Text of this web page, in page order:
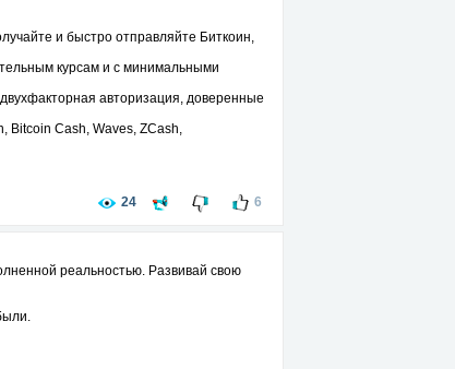
и быстро отправляйте Биткоин,
курсам и с минимальными
авторизация, доверенные
Bitcoin Cash, Waves, ZCash,
24 6
реальностью. Развивай свою